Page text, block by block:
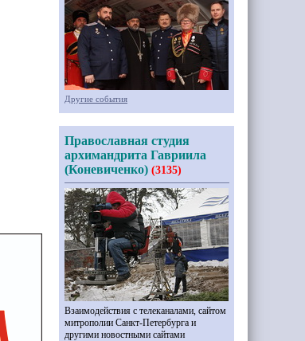
Другие события
Православная студия
архимандрита Гавриила
(Коневиченко) (3135)
Взаимодействия с телеканалами, сайтом
митрополии Санкт-Петербурга и
другими новостными сайтами